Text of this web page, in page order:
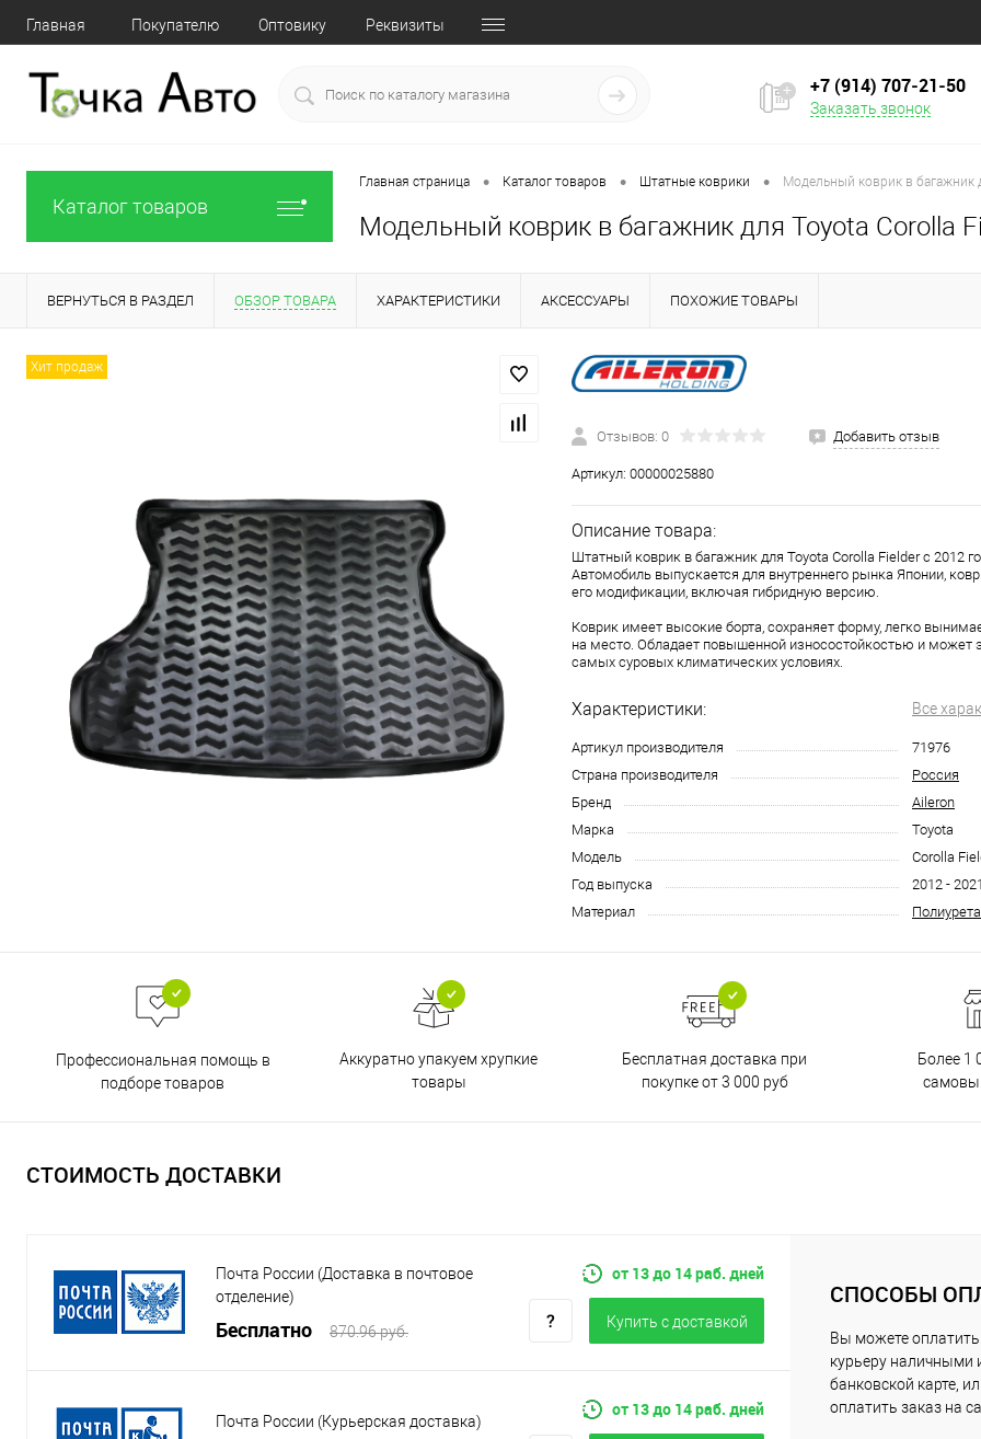
Главная Покупателю Оптовику Реквизиты
+7 (914) 707‒21‒50
Заказать звонок
Каталог товаров
Главная страница • Каталог товаров • Штатные коврики • Модельный коврик в багажник
Модельный коврик в багажник для Toyota Corolla
ВЕРНУТЬСЯ В РАЗДЕЛ ОБЗОР ТОВАРА ХАРАКТЕРИСТИКИ АКСЕССУАРЫ ПОХОЖИЕ ТОВАРЫ
Хит продаж
Отзывов: 0 Добавить отзыв
Артикул: 00000025880
Описание товара:
Штатный коврик в багажник для Toyota Corolla Fielder с 2012
Автомобиль выпускается для внутреннего рынка Японии,
его модификации, включая гибридную версию.
Коврик имеет высокие борта, сохраняет форму, легко
на место. Обладает повышенной износостойкостью и может
самых суровых климатических условиях.
Характеристики: Все
Артикул производителя
71976
Страна производителя
Россия
Бренд
Aileron
Марка
Toyota
Модель
Corolla
Год выпуска
2012 -
Материал
Профессиональная помощь в
подборе товаров
Аккуратно упакуем хрупкие
товары
Бесплатная доставка при
покупке от 3 000 руб
Более 1
СТОИМОСТЬ ДОСТАВКИ
Почта России (Доставка в почтовое
отделение)
Бесплатно 870.96 руб.
от 13 до 14 раб. дней
Купить c доставкой
Почта России (Курьерская доставка)
от 13 до 14 раб. дней
СПОСОБЫ
Вы можете оплатить
курьеру наличными
банковской карте,
оплатить заказ на